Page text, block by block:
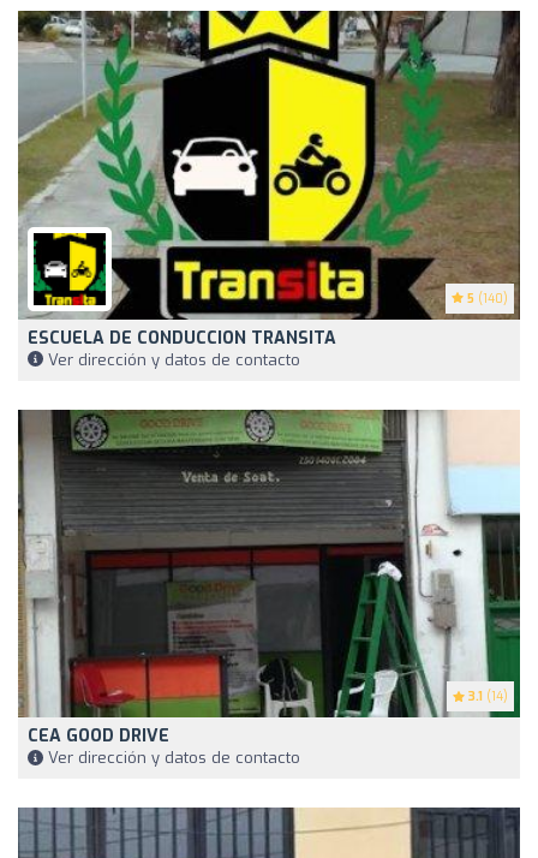
5 (140)
ESCUELA DE CONDUCCION TRANSITA
Ver dirección y datos de contacto
3.1 (14)
CEA GOOD DRIVE
Ver dirección y datos de contacto